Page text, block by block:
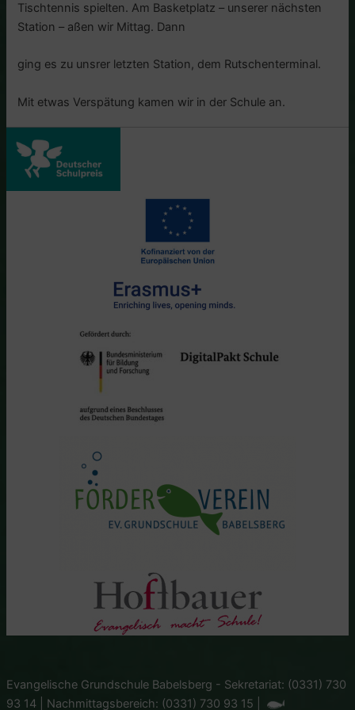
Tischtennis spielten. Am Basketplatz – unserer nächsten
Station – aßen wir Mittag. Dann
ging es zu unsrer letzten Station, dem Rutschenterminal.
Mit etwas Verspätung kamen wir in der Schule an.
Evangelische Grundschule Babelsberg - Sekretariat: (0331) 730
93 14 | Nachmittagsbereich: (0331) 730 93 15 |